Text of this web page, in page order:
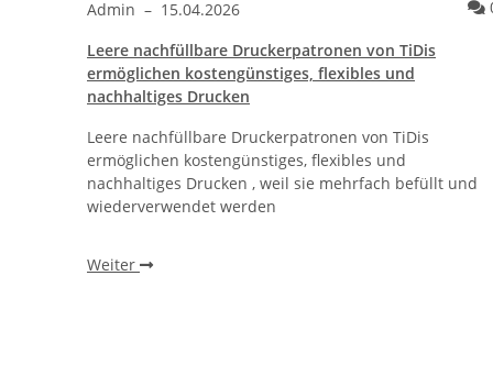
Kommentare
Admin – 15.04.2026
Leere nachfüllbare Druckerpatronen von TiDis
ermöglichen kostengünstiges, flexibles und
nachhaltiges Drucken
Leere nachfüllbare Druckerpatronen von TiDis
ermöglichen kostengünstiges, flexibles und
nachhaltiges Drucken , weil sie mehrfach befüllt und
wiederverwendet werden
Weiter